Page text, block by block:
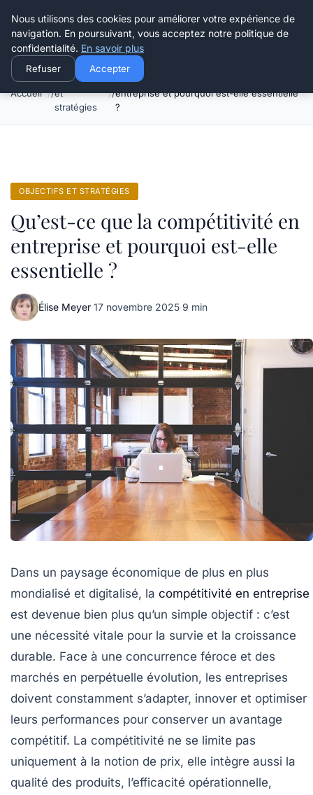
Henry Panky
Accueil
Objectifs
et
stratégies
Qu’est-ce que la compétitivité en
entreprise et pourquoi est-elle essentielle
?
OBJECTIFS ET STRATÉGIES
Qu’est-ce que la compétitivité en
entreprise et pourquoi est-elle
essentielle ?
Élise Meyer·17 novembre 2025·9 min
Dans un paysage économique de plus en plus
mondialisé et digitalisé, la compétitivité en entreprise
est devenue bien plus qu’un simple objectif : c’est
une nécessité vitale pour la survie et la croissance
durable. Face à une concurrence féroce et des
marchés en perpétuelle évolution, les entreprises
doivent constamment s’adapter, innover et optimiser
leurs performances pour conserver un avantage
compétitif. La compétitivité ne se limite pas
uniquement à la notion de prix, elle intègre aussi la
qualité des produits, l’efficacité opérationnelle,
Nous utilisons des cookies pour améliorer votre expérience de
navigation. En poursuivant, vous acceptez notre politique de
confidentialité. En savoir plus
Refuser Accepter